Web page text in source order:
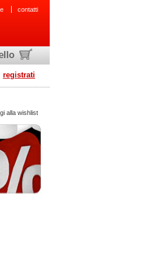
contatti
registrati
alla wishlist